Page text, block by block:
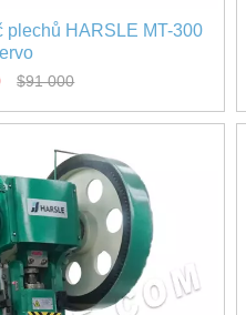
plechů HARSLE MT-300
$91 000